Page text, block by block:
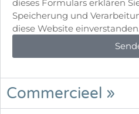
dieses Formulars erklären
Speicherung und
diese Website einverstanden.
Commercieel »